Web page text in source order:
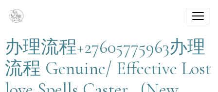
办理流程+27605775963办理
流程 Genuine/ Effective Lost